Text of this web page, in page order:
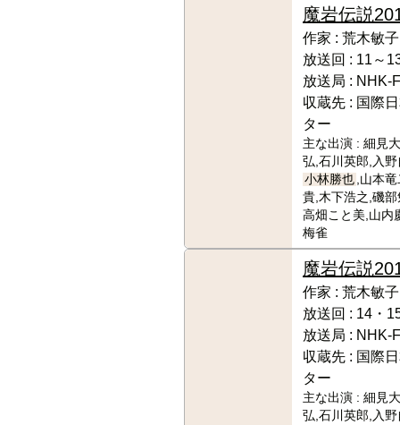
魔岩伝説
作家 : 荒木敏子
放送回 : 11～
放送局 : NHK-
収蔵先 : 国際
ター
主な出演 : 細見
弘,石川英郎,入
小林勝也 ,山本
貴,木下浩之,磯
高畑こと美,山内
梅雀
魔岩伝説
作家 : 荒木敏子
放送回 : 14・
放送局 : NHK-
収蔵先 : 国際
ター
主な出演 : 細見
弘,石川英郎,入